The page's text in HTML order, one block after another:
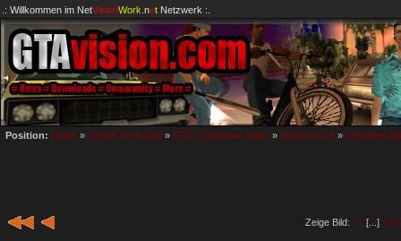
.: Willkommen im NetVisionWork .netNetzwerk :.
Position: Home » Grand Theft Auto » GTA: Chinatown Wars » Nintendo DS » Offizielles
Zeige Bild: 1 [...] 5 6